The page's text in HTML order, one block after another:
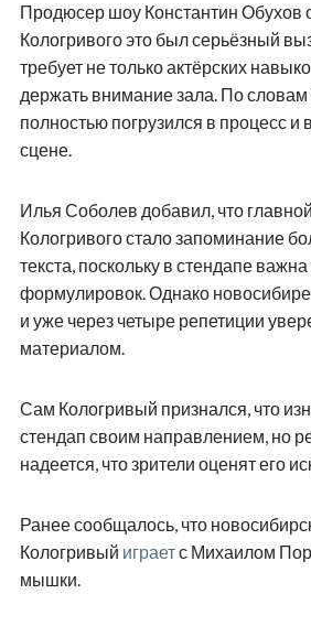
Продюсер шоу Константин Обухов
Кологривого это был серьёзный
требует не только актёрских
держать внимание зала. По словам
полностью погрузился в процесс и
сцене.
Илья Соболев добавил, что
Кологривого стало запоминание
текста, поскольку в стендапе важна
формулировок. Однако
и уже через четыре репетиции
материалом.
Сам Кологривый признался, что
стендап своим направлением, но
надеется, что зрители оценят его
Ранее сообщалось, что
Кологривый играетс Михаилом
мышки.